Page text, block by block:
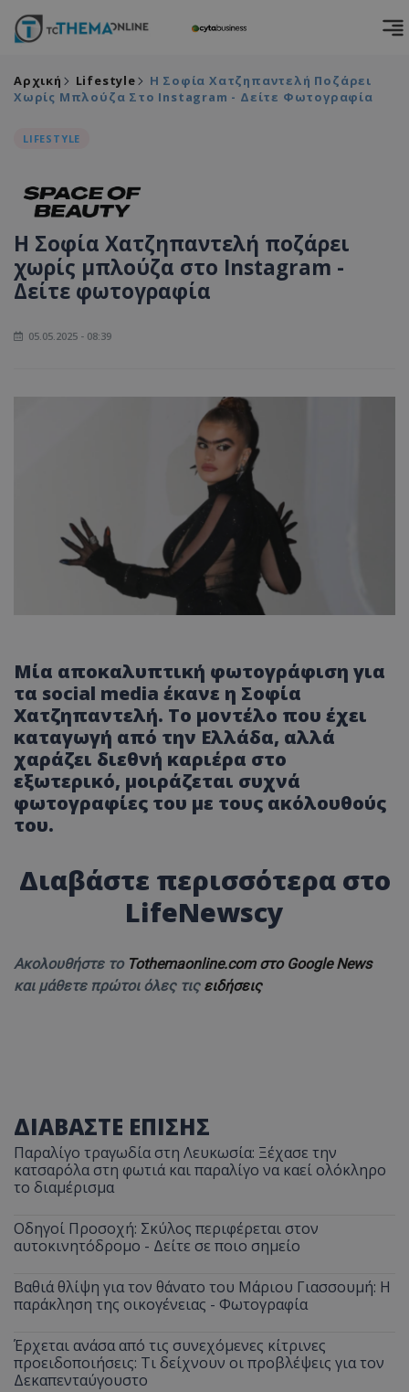
Αρχική Lifestyle
Η Σοφία Χατζηπαντελή Ποζάρει
Χωρίς Μπλούζα Στο Instagram - Δείτε Φωτογραφία
LIFESTYLE
Η Σοφία Χατζηπαντελή ποζάρει
χωρίς μπλούζα στο Instagram -
Δείτε φωτογραφία
05.05.2025 - 08:39
Μία αποκαλυπτική φωτογράφιση για
τα social media έκανε η Σοφία
Χατζηπαντελή. Το μοντέλο που έχει
καταγωγή από την Ελλάδα, αλλά
χαράζει διεθνή καριέρα στο
εξωτερικό, μοιράζεται συχνά
φωτογραφίες του με τους ακόλουθούς
του.
Διαβάστε περισσότερα στο
LifeNewscy
Ακολουθήστε το Tothemaonline.com στο Google News
και μάθετε πρώτοι όλες τις ειδήσεις
ΔΙΑΒΑΣΤΕ ΕΠΙΣΗΣ
Παραλίγο τραγωδία στη Λευκωσία: Ξέχασε την
κατσαρόλα στη φωτιά και παραλίγο να καεί ολόκληρο
το διαμέρισμα
Οδηγοί Προσοχή: Σκύλος περιφέρεται στον
αυτοκινητόδρομο - Δείτε σε ποιο σημείο
Βαθιά θλίψη για τον θάνατο του Μάριου Γιασσουμή: Η
παράκληση της οικογένειας - Φωτογραφία
Έρχεται ανάσα από τις συνεχόμενες κίτρινες
προειδοποιήσεις: Τι δείχνουν οι προβλέψεις για τον
Δεκαπενταύγουστο